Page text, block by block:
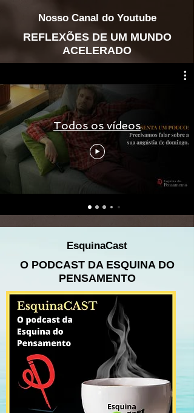
Nosso Canal do Youtube
REFLEXÕES DE UM MUNDO
ACELERADO
Todos os vídeos
EsquinaCast
O PODCAST DA ESQUINA DO
PENSAMENTO